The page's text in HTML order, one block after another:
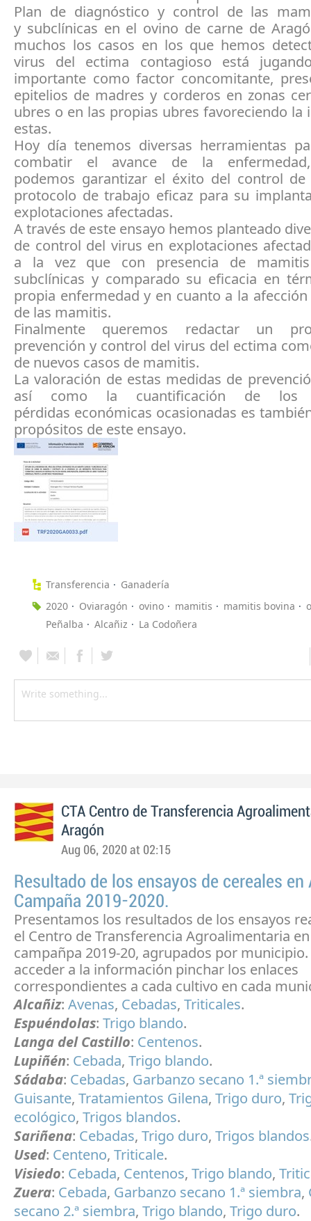
Plan de diagnóstico y control de las
y subclínicas en el ovino de carne de
muchos los casos en los que hemos
virus del ectima contagioso está
importante como factor concomitante,
epitelios de madres y corderos en zonas
ubres o en las propias ubres favoreciendo la
estas.
Hoy día tenemos diversas herramientas
combatir el avance de la
podemos garantizar el éxito del control
protocolo de trabajo eficaz para su
explotaciones afectadas.
A través de este ensayo hemos planteado
de control del virus en explotaciones
a la vez que con presencia de
subclínicas y comparado su eficacia en
propia enfermedad y en cuanto a la
de las mamitis.
Finalmente queremos redactar un
prevención y control del virus del ectima
de nuevos casos de mamitis.
La valoración de estas medidas de
así como la cuantificación de los
pérdidas económicas ocasionadas es
propósitos de este ensayo.
Transferencia
Ganadería
2020
Oviaragón ovino mamitis mamitis bovina
Peñalba
Alcañiz La Codoñera
CTA Centro de Transferencia
Aragón
Aug 06, 2020 at 02:15
Resultado de los ensayos de cereales en
Campaña 2019-2020.
Presentamos los resultados de los ensayos
el Centro de Transferencia Agroalimentaria
campañpa 2019-20, agrupados por municipio.
acceder a la información pinchar los enlaces
correspondientes a cada cultivo en cada
Alcañiz: Avenas, Cebadas, Triticales.
Espuéndolas: Trigo blando.
Langa del Castillo: Centenos.
Lupiñén: Cebada, Trigo blando.
Sádaba: Cebadas, Garbanzo secano 1.ª
Guisante, Tratamientos Gilena, Trigo duro,
ecológico, Trigos blandos.
Sariñena: Cebadas, Trigo duro, Trigos blandos
Used: Centeno, Triticale.
Visiedo: Cebada, Centenos, Trigo blando,
Zuera: Cebada, Garbanzo secano 1.ª siembra,
secano 2.ª siembra, Trigo blando, Trigo duro.